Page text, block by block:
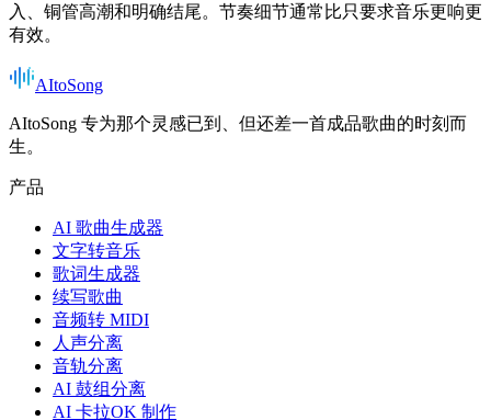
入、铜管高潮和明确结尾。节奏细节通常比只要求音乐更响更
有效。
AItoSong
AItoSong 专为那个灵感已到、但还差一首成品歌曲的时刻而
生。
产品
AI 歌曲生成器
文字转音乐
歌词生成器
续写歌曲
音频转 MIDI
人声分离
音轨分离
AI 鼓组分离
AI 卡拉OK 制作